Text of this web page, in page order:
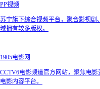
PP视频
苏宁旗下综合视频平台，聚合影视
域拥有较多版权。
1905电影网
CCTV6电影频道官方网站，聚焦电
电影内容平台。